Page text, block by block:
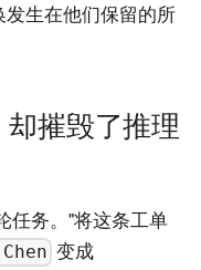
生在他们保留的所
摧毁了推理
任务。"将这条工单
变成